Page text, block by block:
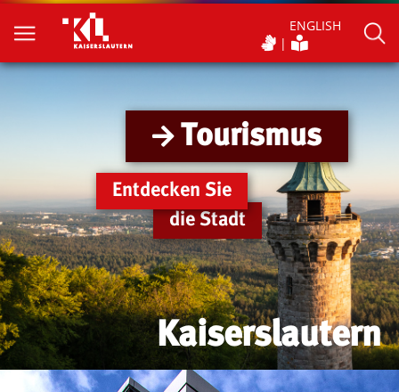
ENGLISH
Tourismus
Entdecken Sie
die Stadt
Kaiserslautern